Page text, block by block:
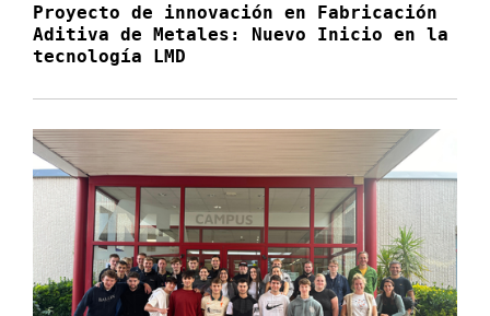
Proyecto de innovación en Fabricación
Aditiva de Metales: Nuevo Inicio en la
tecnología LMD